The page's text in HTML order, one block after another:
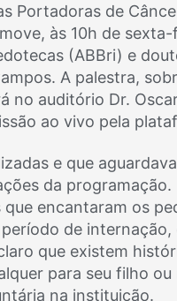
Portadoras de
às 10h de
(ABBri) e
A palestra,
no auditório Dr.
ao vivo pela
e que
da
encantaram os
de
que existem
para seu filho ou
na instituição.